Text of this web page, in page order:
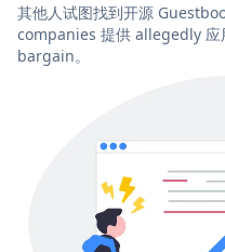
其他人试图找到开源
companies 提供 allegedly
bargain。